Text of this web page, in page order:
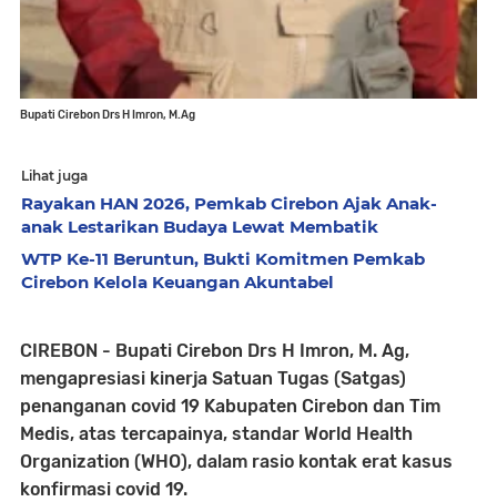
Bupati Cirebon Drs H Imron, M.Ag
Lihat juga
Rayakan HAN 2026, Pemkab Cirebon Ajak Anak-
anak Lestarikan Budaya Lewat Membatik
WTP Ke-11 Beruntun, Bukti Komitmen Pemkab
Cirebon Kelola Keuangan Akuntabel
CIREBON - Bupati Cirebon Drs H Imron, M. Ag,
mengapresiasi kinerja Satuan Tugas (Satgas)
penanganan covid 19 Kabupaten Cirebon dan Tim
Medis, atas tercapainya, standar World Health
Organization (WHO), dalam rasio kontak erat kasus
konfirmasi covid 19.